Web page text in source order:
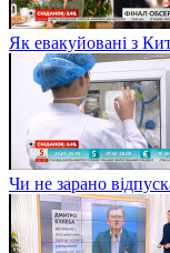
Як евакуйовані з
Чи не зарано